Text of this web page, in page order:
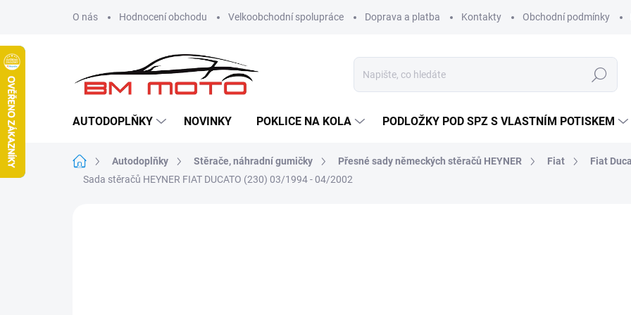
O nás Hodnocení obchodu Velkoobchodní spolupráce Doprava a platba Kontakty Obchodní podmínky
Hledat
AUTODOPLŇKY NOVINKY POKLICE NA KOLA PODLOŽKY POD SPZ S VLASTNÍM POTISKEM
Domů Autodoplňky Stěrače, náhradní gumičky Přesné sady německých stěračů HEYNER Fiat
Fiat
Sada stěračů HEYNER FIAT DUCATO (230) 03/1994 - 04/2002